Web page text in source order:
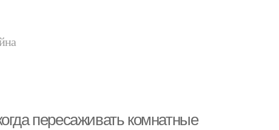
пересаживать комнатные